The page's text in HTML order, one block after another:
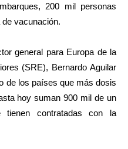
200 mil personas
vacunación.
general para Europa de la
(SRE), Bernardo Aguilar
de los países que más dosis
hoy suman 900 mil de un
contratadas con la